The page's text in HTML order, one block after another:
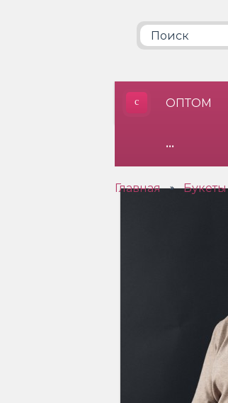
ОПТОМ
•••
Главная » Букеты